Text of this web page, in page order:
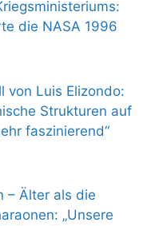
die NASA 1996
von Luis Elizondo:
Strukturen auf
faszinierend“
– Älter als die
„Unsere